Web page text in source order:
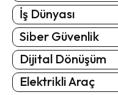
İş Dünyası
Siber Güvenlik
Dijital Dönüşüm
Elektrikli Araç